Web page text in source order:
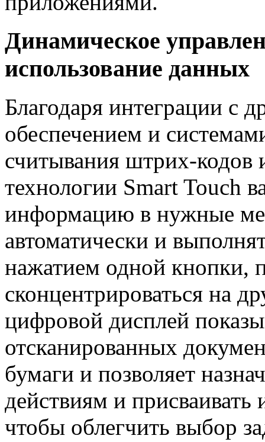
Динамическое
использование данных
Благодаря интеграции с
обеспечением и
считывания штрих-кодов
технологии Smart Touch
информацию в нужные
автоматически и
нажатием одной кнопки,
сконцентрироваться на
цифровой дисплей
отсканированных
бумаги и позволяет
действиям и присваивать
чтобы облегчить выбор